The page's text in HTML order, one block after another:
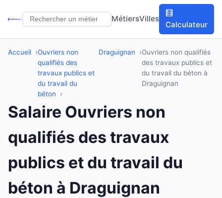
MétiersVilles
🧮
Calculateur
Accueil
Ouvriers non
qualifiés des
travaux publics et
du travail du
béton
Draguignan
Ouvriers non qualifiés
des travaux publics et
du travail du béton à
Draguignan
Salaire Ouvriers non
qualifiés des travaux
publics et du travail du
béton à Draguignan